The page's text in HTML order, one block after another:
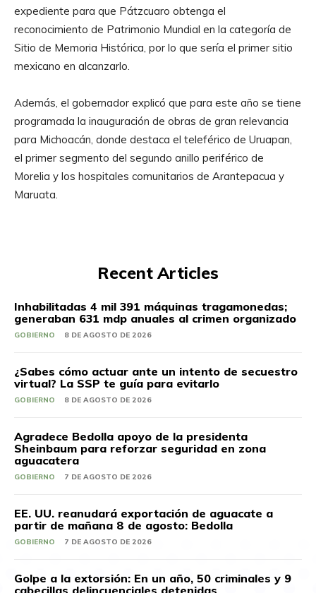
expediente para que Pátzcuaro obtenga el
reconocimiento de Patrimonio Mundial en la categoría de
Sitio de Memoria Histórica, por lo que sería el primer sitio
mexicano en alcanzarlo.
Además, el gobernador explicó que para este año se tiene
programada la inauguración de obras de gran relevancia
para Michoacán, donde destaca el teleférico de Uruapan,
el primer segmento del segundo anillo periférico de
Morelia y los hospitales comunitarios de Arantepacua y
Maruata.
Recent Articles
Inhabilitadas 4 mil 391 máquinas tragamonedas;
generaban 631 mdp anuales al crimen organizado
GOBIERNO 8 DE AGOSTO DE 2026
¿Sabes cómo actuar ante un intento de secuestro
virtual? La SSP te guía para evitarlo
GOBIERNO 8 DE AGOSTO DE 2026
Agradece Bedolla apoyo de la presidenta
Sheinbaum para reforzar seguridad en zona
aguacatera
GOBIERNO 7 DE AGOSTO DE 2026
EE. UU. reanudará exportación de aguacate a
partir de mañana 8 de agosto: Bedolla
GOBIERNO 7 DE AGOSTO DE 2026
Golpe a la extorsión: En un año, 50 criminales y 9
cabecillas delincuenciales detenidas